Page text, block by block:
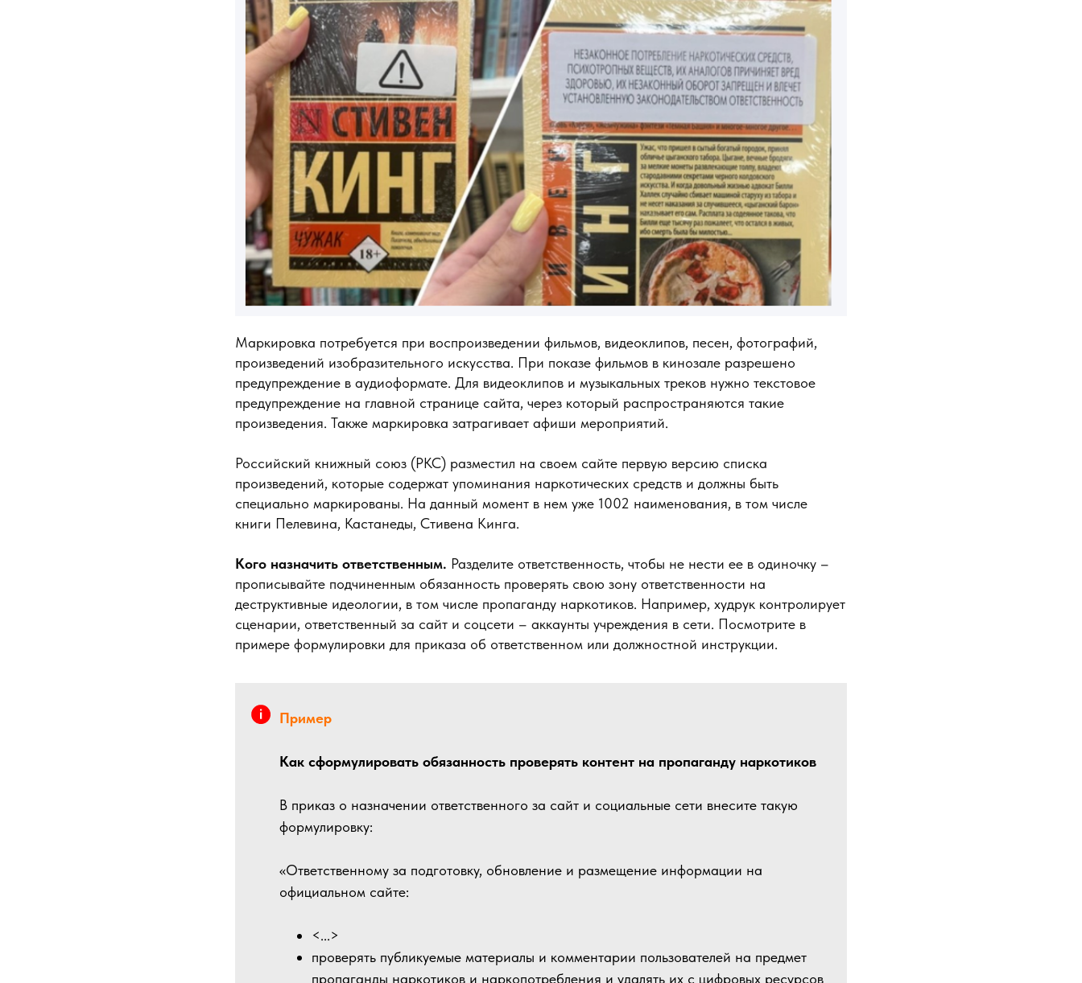
Маркировка потребуется при воспроизведении фильмов, видеоклипов, песен, фотографий,
произведений изобразительного искусства. При показе фильмов в кинозале разрешено
предупреждение в аудиоформате. Для видеоклипов и музыкальных треков нужно текстовое
предупреждение на главной странице сайта, через который распространяются такие
произведения. Также маркировка затрагивает афиши мероприятий.
Российский книжный союз (РКС) разместил на своем сайте первую версию списка
произведений, которые содержат упоминания наркотических средств и должны быть
специально маркированы. На данный момент в нем уже 1002 наименования, в том числе
книги Пелевина, Кастанеды, Стивена Кинга.
Кого назначить ответственным. Разделите ответственность, чтобы не нести ее в одиночку –
прописывайте подчиненным обязанность проверять свою зону ответственности на
деструктивные идеологии, в том числе пропаганду наркотиков. Например, худрук контролирует
сценарии, ответственный за сайт и соцсети – аккаунты учреждения в сети. Посмотрите в
примере формулировки для приказа об ответственном или должностной инструкции.
Пример
Как сформулировать обязанность проверять контент на пропаганду наркотиков
В приказ о назначении ответственного за сайт и социальные сети внесите такую
формулировку:
«Ответственному за подготовку, обновление и размещение информации на
официальном сайте:
<...>
проверять публикуемые материалы и комментарии пользователей на предмет
пропаганды наркотиков и наркопотребления и удалять их с цифровых ресурсов